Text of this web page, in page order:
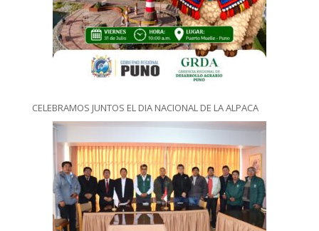
CELEBRAMOS JUNTOS EL DIA NACIONAL DE LA ALPACA